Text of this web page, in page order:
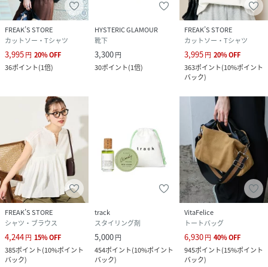
FREAK’S STORE
カットソー・Tシャツ
3,995円 20%OFF
36ポイント(1倍)
HYSTERIC GLAMOUR
靴下
3,300円
30ポイント(1倍)
FREAK’S STORE
カットソー・Tシャツ
3,995円 20%OFF
363ポイント(10%ポイント
バック)
FREAK’S STORE
シャツ・ブラウス
4,244円 15%OFF
385ポイント(10%ポイント
バック)
track
スタイリング剤
5,000円
454ポイント(10%ポイント
バック)
VitaFelice
トートバッグ
6,930円 40%OFF
945ポイント(15%ポイント
バック)